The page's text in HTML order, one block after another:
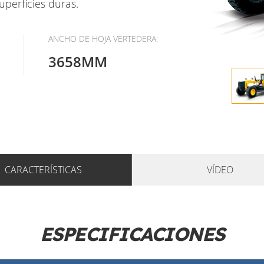
duras.
ANCHO DE HOJA VERTEDERA:
3658MM
CARACTERÍSTICAS VÍDEO
ESPECIFICACIONES